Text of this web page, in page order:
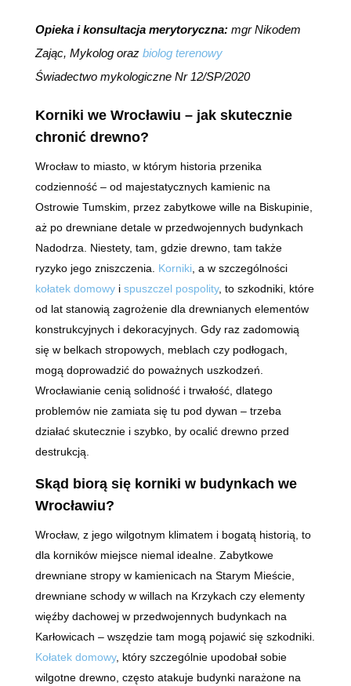
Opieka i konsultacja merytoryczna:mgr Nikodem
Zając, Mykolog oraz biolog terenowy
Świadectwo mykologiczne Nr 12/SP/2020
Korniki we Wrocławiu – jak skutecznie
chronić drewno?
Wrocław to miasto, w którym historia przenika
codzienność – od majestatycznych kamienic na
Ostrowie Tumskim, przez zabytkowe wille na Biskupinie,
aż po drewniane detale w przedwojennych budynkach
Nadodrza. Niestety, tam, gdzie drewno, tam także
ryzyko jego zniszczenia. Korniki, a w szczególności
kołatek domowyi spuszczel pospolity, to szkodniki, które
od lat stanowią zagrożenie dla drewnianych elementów
konstrukcyjnych i dekoracyjnych. Gdy raz zadomowią
się w belkach stropowych, meblach czy podłogach,
mogą doprowadzić do poważnych uszkodzeń.
Wrocławianie cenią solidność i trwałość, dlatego
problemów nie zamiata się tu pod dywan – trzeba
działać skutecznie i szybko, by ocalić drewno przed
destrukcją.
Skąd biorą się korniki w budynkach we
Wrocławiu?
Wrocław, z jego wilgotnym klimatem i bogatą historią, to
dla korników miejsce niemal idealne. Zabytkowe
drewniane stropy w kamienicach na Starym Mieście,
drewniane schody w willach na Krzykach czy elementy
więźby dachowej w przedwojennych budynkach na
Karłowicach – wszędzie tam mogą pojawić się szkodniki.
Kołatek domowy, który szczególnie upodobał sobie
wilgotne drewno, często atakuje budynki narażone na